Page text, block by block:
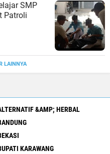
SMP
Patroli
LAINNYA
&AMP; HERBAL
KARAWANG